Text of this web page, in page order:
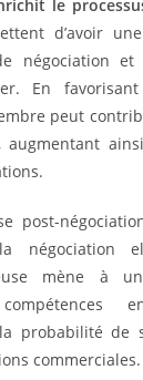
le
d’avoir
négociation et
En
peut
augmentant
post-
négociation
mène à
probabilité de
commerciales.